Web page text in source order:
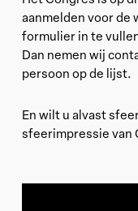
aanmelden voor de
formulier in te
Dan nemen wij
persoon op de lijst.
En wilt u alvast
sfeerimpressie van